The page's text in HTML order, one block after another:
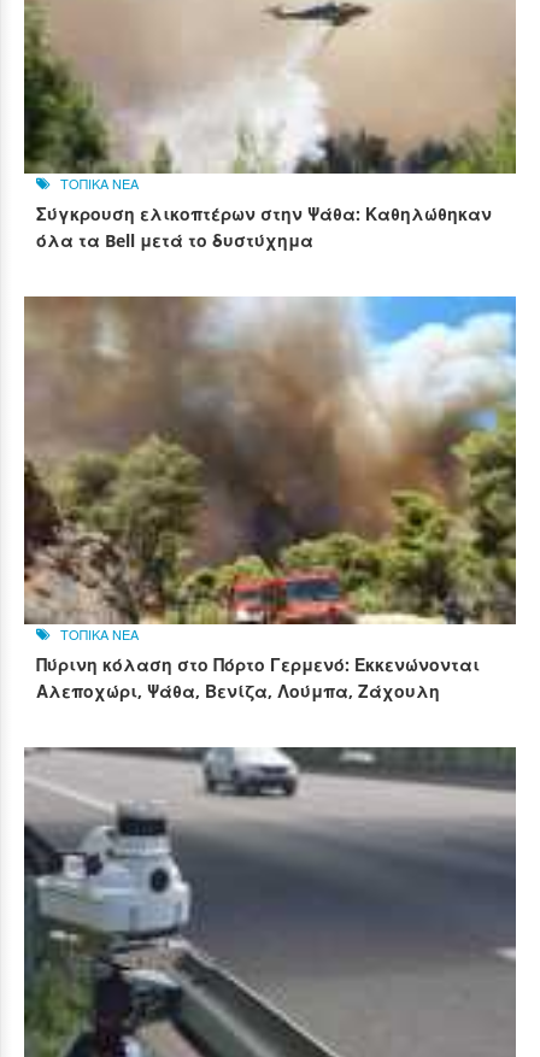
ΤΟΠΙΚΑ ΝΕΑ
Σύγκρουση ελικοπτέρων στην Ψάθα: Καθηλώθηκαν
όλα τα Bell μετά το δυστύχημα
ΤΟΠΙΚΑ ΝΕΑ
Πύρινη κόλαση στο Πόρτο Γερμενό: Εκκενώνονται
Αλεποχώρι, Ψάθα, Βενίζα, Λούμπα, Ζάχουλη